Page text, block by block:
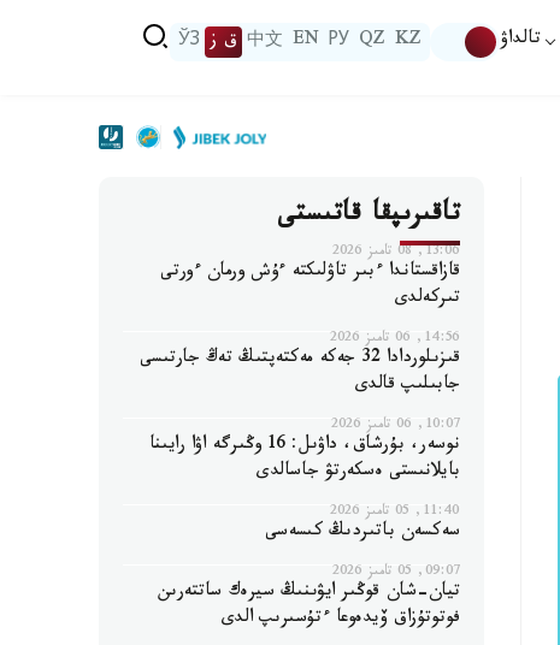
تالداۋ KZ
QZ
РУ
EN
中文 ق ز ЎЗ
تاقىرىپقا قاتىستى
13:06, 08 تامىز 2026
قازاقستاندا ءبىر تاۋلىكتە ءۇش ورمان ءورتى
تىركەلدى
14:56, 06 تامىز 2026
قىزىلوردادا 32 جەكە مەكتەپتىڭ تەڭ جارتىسى
جابىلىپ قالدى
10:07, 06 تامىز 2026
نوسەر، بۇرشاق، داۋىل: 16 وڭىرگە اۋا رايىنا
بايلانىستى ەسكەرتۋ جاسالدى
11:40, 05 تامىز 2026
سەكسەن باتىردىڭ كىسەسى
09:07, 05 تامىز 2026
تيان-شان قوڭىر ايۋىنىڭ سيرەك ساتتەرىن
فوتوتۇزاق ۆيدەوعا ءتۇسىرىپ الدى